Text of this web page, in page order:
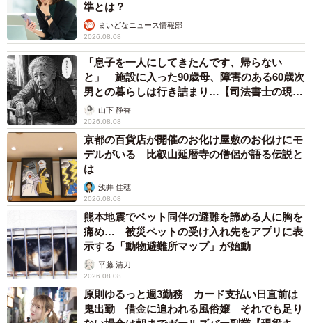
4/8
ボール遊び中の楽しそうな表情のすずめちゃん（提供：真弓 瞬さん）
準とは？
まいどなニュース情報部
2026.08.08
「息子を一人にしてきたんです、帰らない
と」 施設に入った90歳母、障害のある60歳次
男との暮らしは行き詰まり…【司法書士の現場
から】山下 静香
2026.08.08
京都の百貨店が開催のお化け屋敷のお化けにモ
デルがいる 比叡山延暦寺の僧侶が語る伝説と
は
浅井 佳穂
2026.08.08
熊本地震でペット同伴の避難を諦める人に胸を
痛め… 被災ペットの受け入れ先をアプリに表
示する「動物避難所マップ」が始動
平藤 清刀
2026.08.08
原則ゆるっと週3勤務 カード支払い日直前は
鬼出勤 借金に追われる風俗嬢 それでも足り